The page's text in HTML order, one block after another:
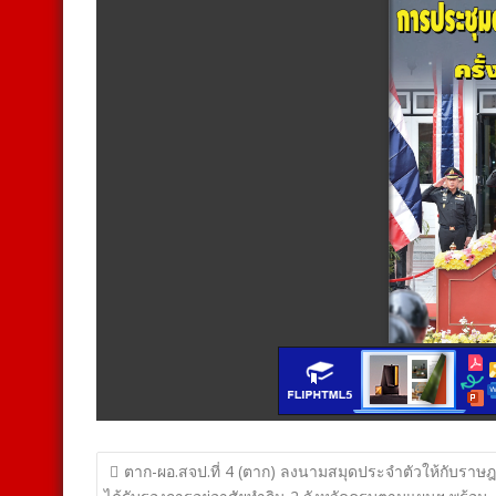
แนะแนว
ตาก-ผอ.สจป.ที่ 4 (ตาก) ลงนามสมุดประจำตัวให้กับราษ